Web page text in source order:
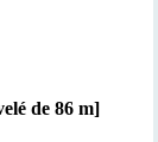
de 86 m]